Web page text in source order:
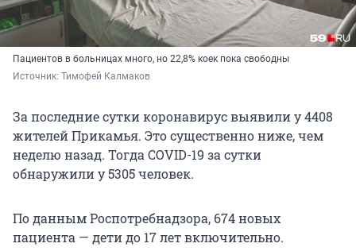
Пациентов в больницах много, но 22,8% коек пока свободны
Источник: Тимофей Калмаков
За последние сутки коронавирус выявили у 4408
жителей Прикамья. Это существенно ниже, чем
неделю назад. Тогда COVID-19 за сутки
обнаружили у 5305 человек.
По данным Роспотребнадзора, 674 новых
пациента — дети до 17 лет включительно.